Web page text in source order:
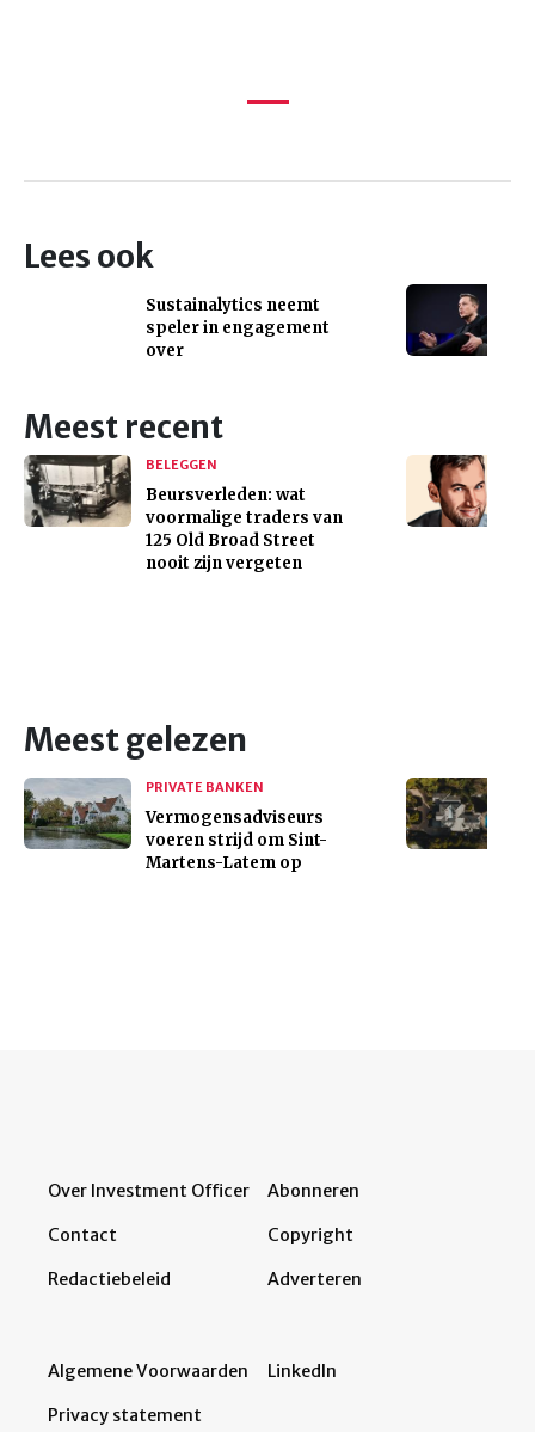
Lees ook
Sustainalytics neemt
speler in engagement
over
Meest recent
BELEGGEN
Beursverleden: wat
voormalige traders van
125 Old Broad Street
nooit zijn vergeten
Meest gelezen
PRIVATE BANKEN
Vermogensadviseurs
voeren strijd om Sint-
Martens-Latem op
Over Investment Officer
Contact
Redactiebeleid
Abonneren
Copyright
Adverteren
Algemene Voorwaarden
Privacy statement
LinkedIn